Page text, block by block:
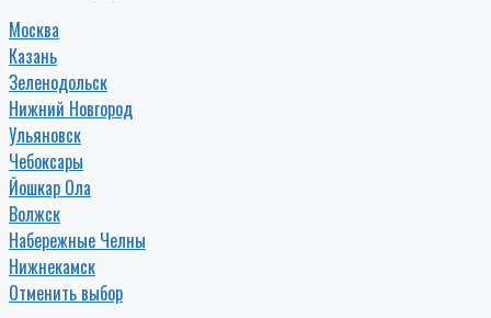
Москва
Казань
Зеленодольск
Нижний Новгород
Ульяновск
Чебоксары
Йошкар Ола
Волжск
Набережные Челны
Нижнекамск
Отменить выбор